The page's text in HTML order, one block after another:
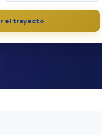
el trayecto